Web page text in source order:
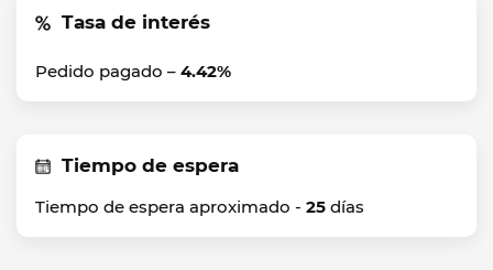
Tasa de interés
Pedido pagado – 4.42%
Tiempo de espera
Tiempo de espera aproximado - 25 días